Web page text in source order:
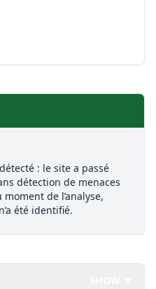
: le site a passé
détection de menaces
de l’analyse,
été identifié.